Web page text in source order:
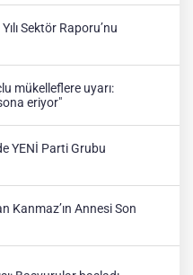
Sektör Raporu’nu
mükelleflere uyarı:
eriyor"
YENİ Parti Grubu
Kanmaz’ın Annesi Son